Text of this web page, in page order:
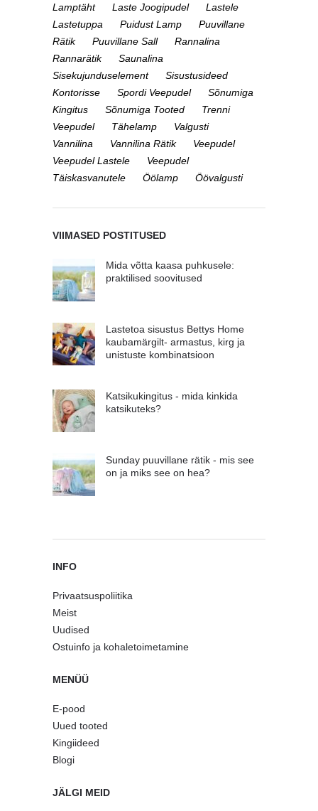
Lamptäht
Laste Joogipudel
Lastele
Lastetuppa
Puidust Lamp
Puuvillane
Rätik
Puuvillane Sall
Rannalina
Rannarätik
Saunalina
Sisekujunduselement
Sisustusideed
Kontorisse
Spordi Veepudel
Sõnumiga
Kingitus
Sõnumiga Tooted
Trenni
Veepudel
Tähelamp
Valgusti
Vannilina
Vannilina Rätik
Veepudel
Veepudel Lastele
Veepudel
Täiskasvanutele
Öölamp Öövalgusti
VIIMASED POSTITUSED
Mida võtta kaasa puhkusele:
praktilised soovitused
Lastetoa sisustus Bettys Home
kaubamärgilt- armastus, kirg ja
unistuste kombinatsioon
Katsikukingitus - mida kinkida
katsikuteks?
Sunday puuvillane rätik - mis see
on ja miks see on hea?
INFO
Privaatsuspoliitika
Meist
Uudised
Ostuinfo ja kohaletoimetamine
MENÜÜ
E-pood
Uued tooted
Kingiideed
Blogi
JÄLGI MEID